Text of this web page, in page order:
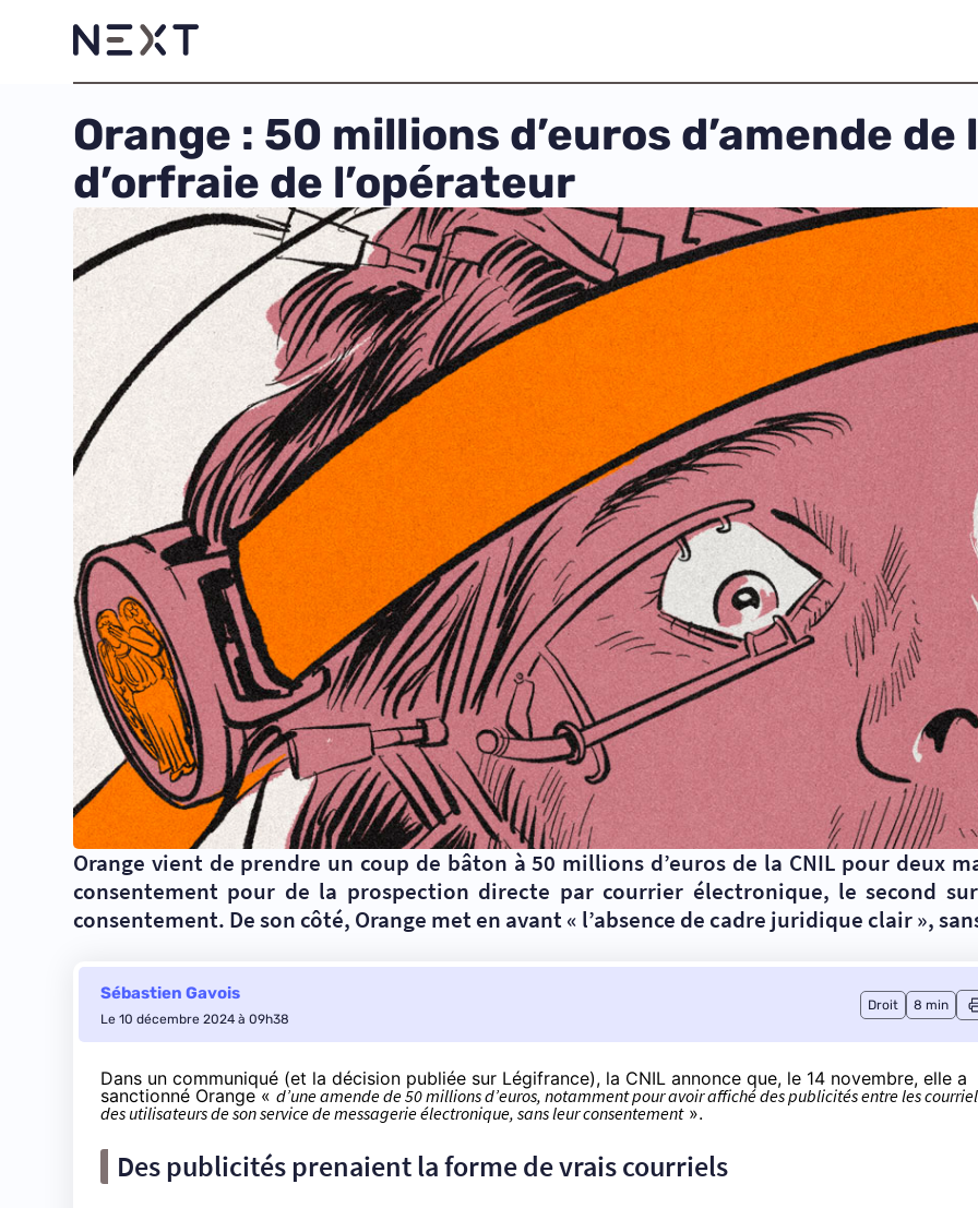
Orange : 50 millions d’euros d’amende de
d’orfraie de l’opérateur
Orange vient de prendre un coup de bâton à 50 millions d’euros de la CNIL pour deux
consentement pour de la prospection directe par courrier électronique, le second
consentement. De son côté, Orange met en avant « l’absence de cadre juridique clair »,
Sébastien Gavois
Le 10 décembre 2024 à 09h38
Droit 8 min
Dans un communiqué (et la décision publiée sur Légifrance), la CNIL annonce que, le 14 novembre, elle a
sanctionné Orange « d’une amende de 50 millions d’euros, notamment pour avoir affiché des publicités entre les
des utilisateurs de son service de messagerie électronique, sans leur consentement».
Des publicités prenaient la forme de vrais courriels